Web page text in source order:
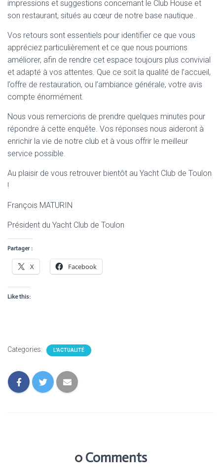
impressions et suggestions concernant le Club House et
son restaurant, situés au cœur de notre base nautique..
Vos retours sont essentiels pour identifier ce que vous
appréciez particulièrement et ce que nous pourrions
améliorer, afin de rendre cet espace toujours plus convivial
et adapté à vos attentes. Que ce soit la qualité de l’accueil,
l’offre de restauration, ou l’ambiance générale, votre avis
compte énormément.
Nous vous remercions de prendre quelques minutes pour
répondre à cette enquête. Vos réponses nous aideront à
enrichir la vie de notre club et à vous offrir le meilleur
service possible.
Au plaisir de vous retrouver bientôt au Yacht Club de Toulon
!
François MATURIN
Président du Yacht Club de Toulon
Partager :
X Facebook
Like this:
Categories: L'ACTUALITÉ
0 Comments